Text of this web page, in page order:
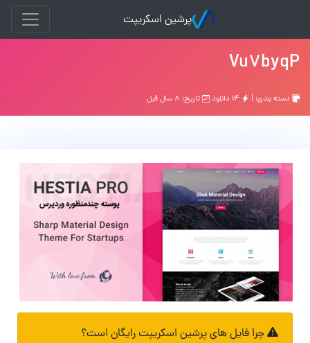
پرشین اسکریپت
Vu7byqP
دسته بندی: | تاریخ: ۸ سال قبل
چرا فایل های پرشین اسکریپت رایگان است؟